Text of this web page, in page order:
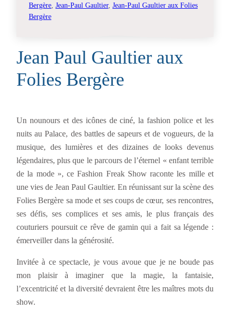
Bergère Jean-Paul Gaultier, Jean-Paul Gaultier aux Folies
Bergère
Jean Paul Gaultier aux
Folies Bergère
Un nounours et des icônes de ciné, la fashion police et les
nuits au Palace, des battles de sapeurs et de vogueurs, de la
musique, des lumières et des dizaines de looks devenus
légendaires, plus que le parcours de l’éternel « enfant terrible
de la mode », ce Fashion Freak Show raconte les mille et
une vies de Jean Paul Gaultier. En réunissant sur la scène des
Folies Bergère sa mode et ses coups de cœur, ses rencontres,
ses défis, ses complices et ses amis, le plus français des
couturiers poursuit ce rêve de gamin qui a fait sa légende :
émerveiller dans la générosité.
Invitée à ce spectacle, je vous avoue que je ne boude pas
mon plaisir à imaginer que la magie, la fantaisie,
l’excentricité et la diversité devraient être les maîtres mots du
show.